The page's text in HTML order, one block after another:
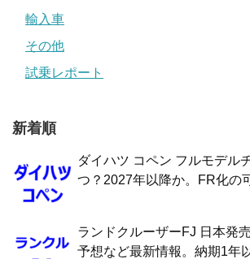
輸入車
その他
試乗レポート
新着順
ダイハツ コペン フルモデル
つ？2027年以降か。FR化の
ランドクルーザーFJ 日本発
予想など最新情報。納期1年